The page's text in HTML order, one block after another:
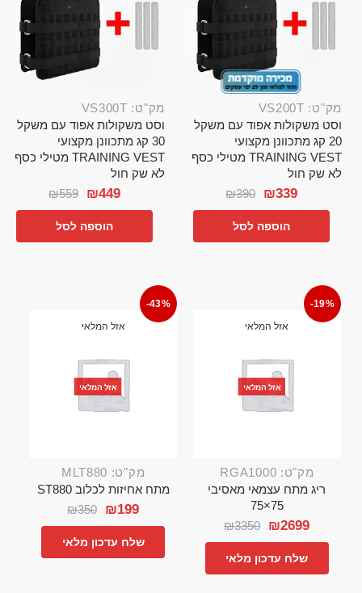
מק"ט: VS200T
וסט משקולות אפוד עם משקל
20 קג מתכוונן מקצועי
TRAINING VEST מטילי כסף
לא שק חול
₪390 ₪339
הוספה לסל
מק"ט: VS300T
וסט משקולות אפוד עם משקל
30 קג מתכוונן מקצועי
TRAINING VEST מטילי כסף
לא שק חול
₪559 ₪449
הוספה לסל
-19%
אזל המלאי
אזל המלאי
מק"ט: RGA1000
ריג מתח עצמאי מאסיבי
75×75
₪3350 ₪2699
שלח עדכון מלאי
-43%
אזל המלאי
אזל המלאי
מק"ט: MLT880
מתח אחיזות לכלוב ST880
₪350 ₪199
שלח עדכון מלאי